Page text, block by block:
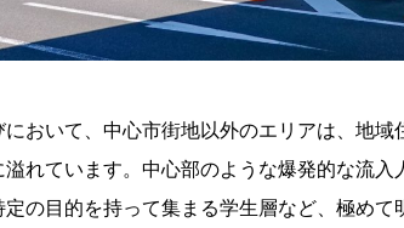
おいて、中心市街地以外のエリアは、地域
溢れています。中心部のような爆発的な流
定の目的を持って集まる学生層など、極めて